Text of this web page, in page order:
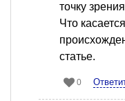
точку
Что
статье.
0